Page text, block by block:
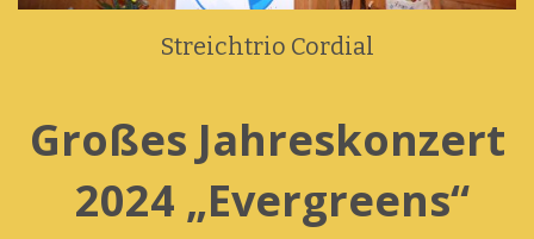
Streichtrio Cordial
Großes Jahreskonzert
2024 „Evergreens“